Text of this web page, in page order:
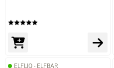
ELFLIQ - ELFBAR